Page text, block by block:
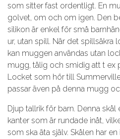
som sitter fast ordentligt. En
golvet, om och om igen. Den
silikon är enkel för små
ur, utan spill. När det spillsäkra
kan muggen användas utan
mugg, tålig och smidig att t ex
Locket som hör till
passar även på denna mugg
Djup tallrik för barn. Denna
kanter som är rundade inåt,
som ska äta själv. Skålen har